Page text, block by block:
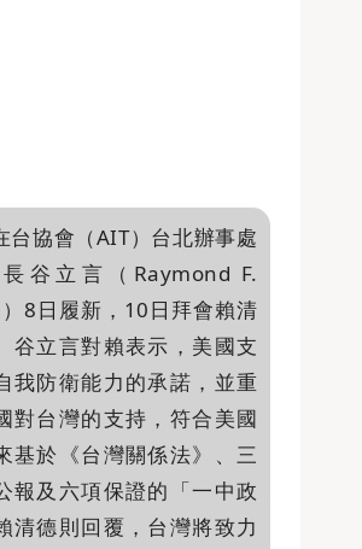
協會（AIT）台北辦事處
谷立言（Raymond F.
8日履新，10日拜會賴清
谷立言對賴表示，美國支
我防衛能力的承諾，並重
對台灣的支持，符合美國
基於《台灣關係法》、三
報及六項保證的「一中政
清德則回覆，台灣將致力